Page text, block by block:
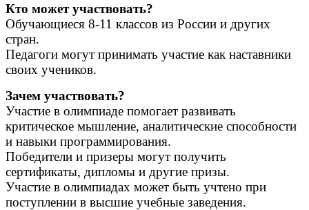
Кто может участвовать?
Обучающиеся 8-11 классов из России и других
стран.
Педагоги могут принимать участие как наставники
своих учеников.
Зачем участвовать?
Участие в олимпиаде помогает развивать
критическое мышление, аналитические способности
и навыки программирования.
Победители и призеры могут получить
сертификаты, дипломы и другие призы.
Участие в олимпиадах может быть учтено при
поступлении в высшие учебные заведения.